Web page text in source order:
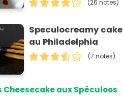
(26 notes)
Speculocreamy cake
au Philadelphia
(7 notes)
Cheesecake aux Spéculoos